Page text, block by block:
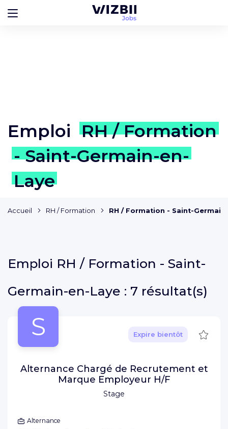
Emploi RH / Formation
- Saint-Germain-en-
Laye
Accueil RH / Formation RH / Formation - Saint-
Emploi RH / Formation - Saint-
Germain-en-Laye : 7 résultat(s)
S
Stage
Expire bientôt
Alternance Chargé de Recrutement et
Marque Employeur H/F
Alternance